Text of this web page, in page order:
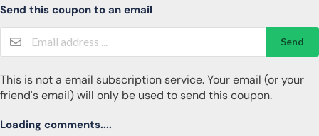
Send this coupon to an email
Send
This is not a email subscription service. Your email (or your
friend's email) will only be used to send this coupon.
Loading comments....